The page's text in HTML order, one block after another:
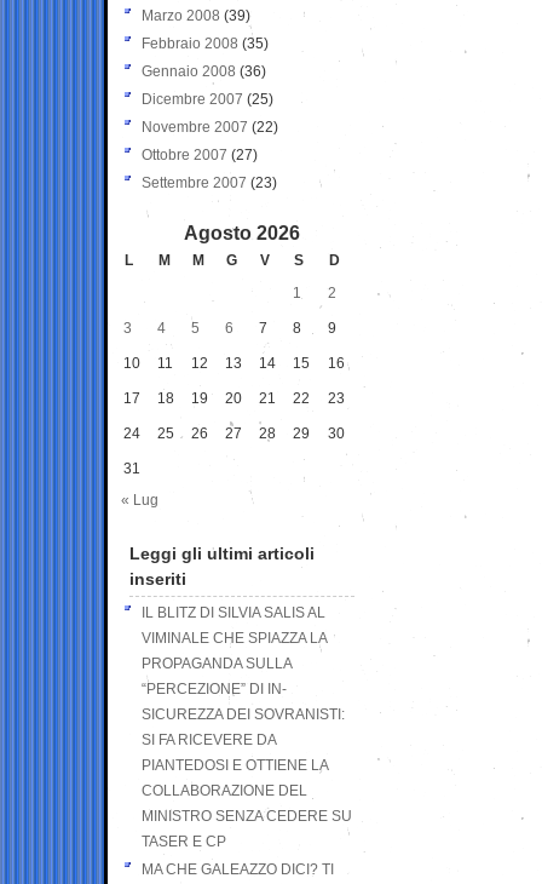
Marzo 2008 (39)
Febbraio 2008 (35)
Gennaio 2008 (36)
Dicembre 2007 (25)
Novembre 2007 (22)
Ottobre 2007 (27)
Settembre 2007 (23)
Agosto 2026
L M M G V S
D
1
2
3 4 5 6 7 8 9
10 11 12 13 14 15 16
17 18 19 20 21 22 23
24 25 26 27 28 29 30
31
« Lug
Leggi gli ultimi articoli
inseriti
IL BLITZ DI SILVIA SALIS AL
VIMINALE CHE SPIAZZA LA
PROPAGANDA SULLA
“PERCEZIONE” DI IN-
SICUREZZA DEI SOVRANISTI:
SI FA RICEVERE DA
PIANTEDOSI E OTTIENE LA
COLLABORAZIONE DEL
MINISTRO SENZA CEDERE SU
TASER E CP
MA CHE GALEAZZO DICI? TI